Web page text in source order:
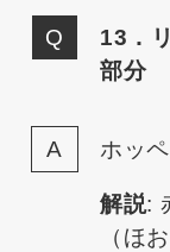
13．
部分
ホッペ
解説:
（ほ